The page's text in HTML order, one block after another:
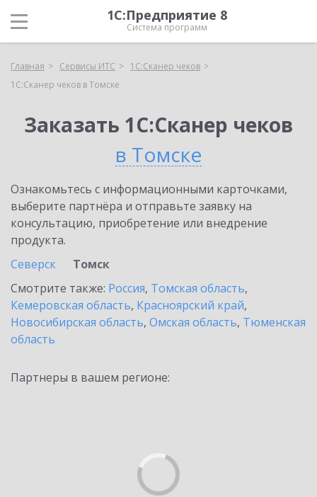
1С:Предприятие 8
Система программ
Главная Сервисы ИТС
1С:Сканер чеков
1С:Сканер чеков в Томске
Заказать 1С:Сканер чеков
в Томске
Ознакомьтесь с информационными карточками,
выберите партнёра и отправьте заявку на
консультацию, приобретение или внедрение
продукта.
Северск
Томск
Смотрите также: Россия, Томская область,
Кемеровская область, Красноярский край,
Новосибирская область, Омская область, Тюменская
область
Партнеры в вашем регионе: